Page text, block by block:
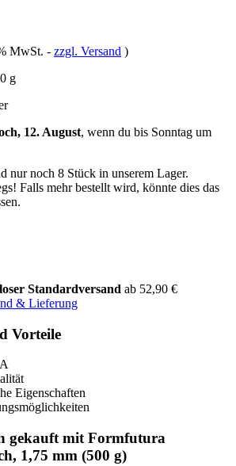
MwSt. - zzgl. Versand )
g
12. August, wenn du bis Sonntag um
nur noch 8 Stück in unserem Lager.
Falls mehr bestellt wird, könnte dies das
Standardversand ab 52,90 €
& Lieferung
Vorteile
Eigenschaften
gekauft mit Formfutura
1,75 mm (500 g)